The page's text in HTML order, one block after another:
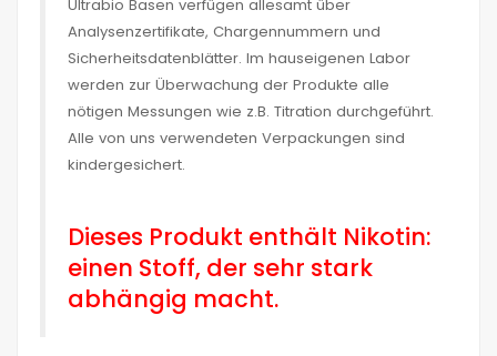
Ultrabio Basen verfügen allesamt über
Analysenzertifikate, Chargennummern und
Sicherheitsdatenblätter. Im hauseigenen Labor
werden zur Überwachung der Produkte alle
nötigen Messungen wie z.B. Titration durchgeführt.
Alle von uns verwendeten Verpackungen sind
kindergesichert.
Dieses Produkt enthält Nikotin:
einen Stoff, der sehr stark
abhängig macht.